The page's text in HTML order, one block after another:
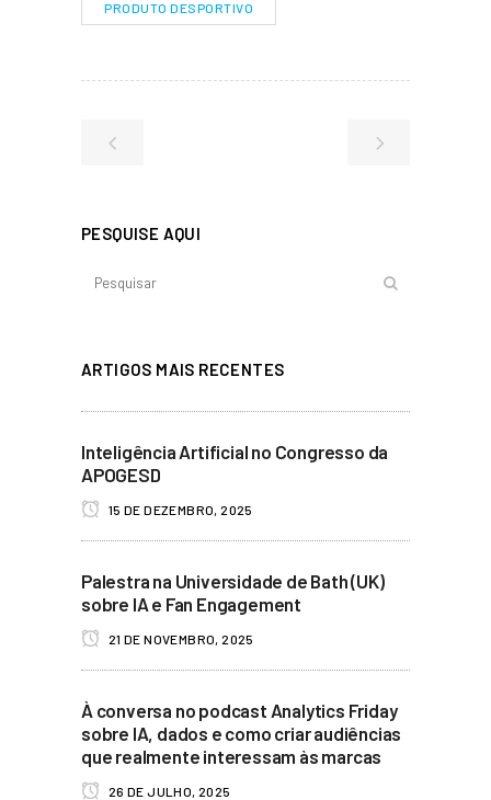
PRODUTO DESPORTIVO
PESQUISE AQUI
ARTIGOS MAIS RECENTES
Inteligência Artificial no Congresso da
APOGESD
15 DE DEZEMBRO, 2025
Palestra na Universidade de Bath (UK)
sobre IA e Fan Engagement
21 DE NOVEMBRO, 2025
À conversa no podcast Analytics Friday
sobre IA, dados e como criar audiências
que realmente interessam às marcas
26 DE JULHO, 2025